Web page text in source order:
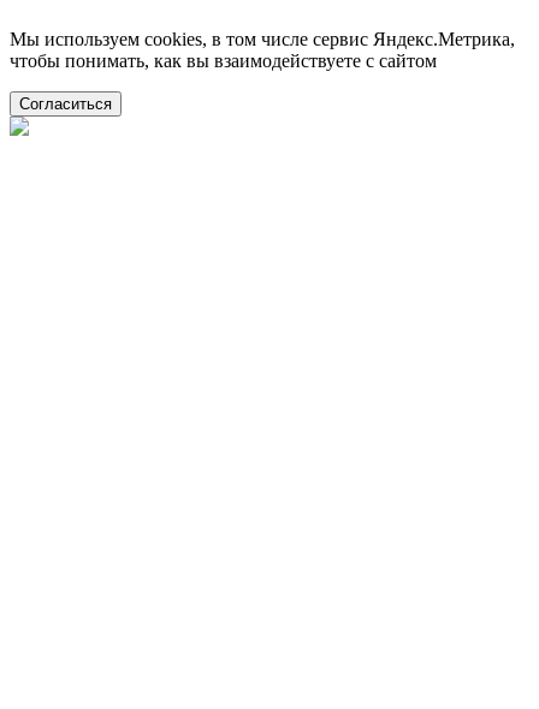
Мы используем cookies, в том числе сервис Яндекс.Метрика,
чтобы понимать, как вы взаимодействуете с сайтом
Согласиться